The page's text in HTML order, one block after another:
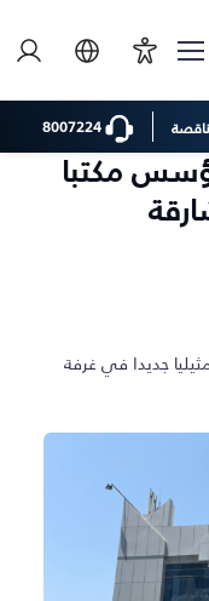
تؤسس مكتبا
جديدا في غرفة